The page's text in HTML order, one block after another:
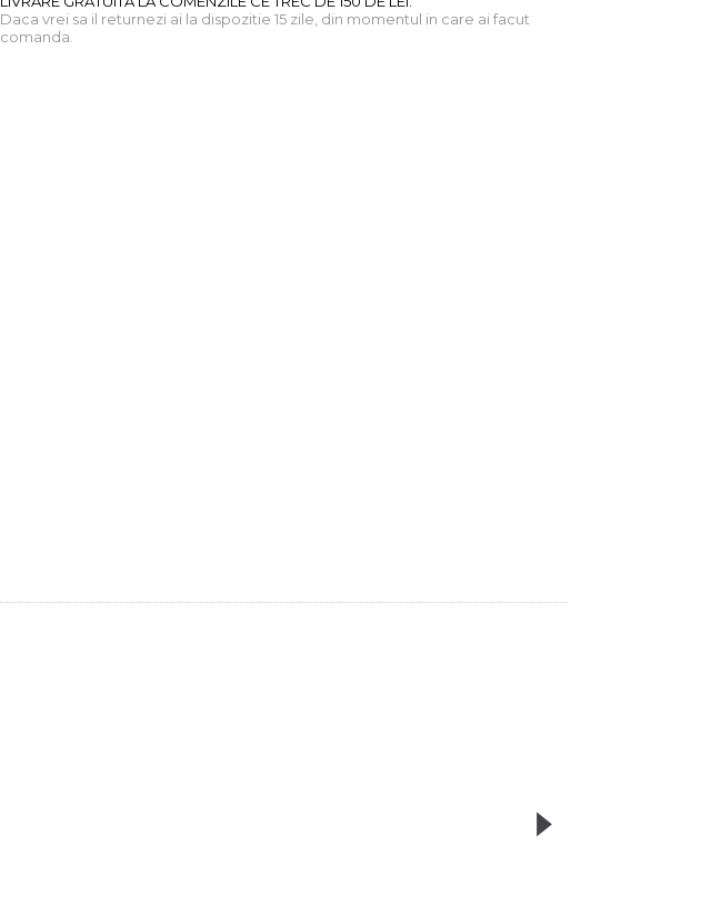
Daca vrei sa il returnezi ai la dispozitie 15 zile, din momentul in care ai facut
comanda.